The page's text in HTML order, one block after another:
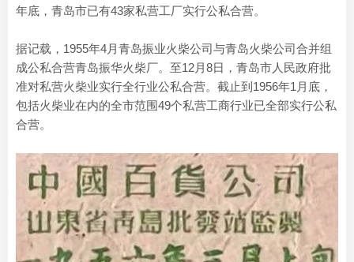
年底，青岛市已有43家私营工厂实行公私合营。
据记载，1955年4月青岛振业火柴公司与青岛火柴公司合并组
成公私合营青岛振华火柴厂。至12月8日，青岛市人民政府批
准对私营火柴业实行全行业公私合营。截止到1956年1月底，
包括火柴业在内的全市范围49个私营工商行业已全部实行公私
合营。